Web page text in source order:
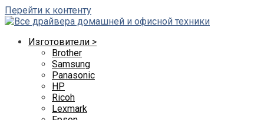
Перейти к контенту
Изготовители >
Brother
Samsung
Panasonic
HP
Ricoh
Lexmark